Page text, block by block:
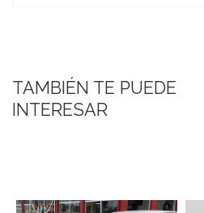
TAMBIÉN TE PUEDE
INTERESAR